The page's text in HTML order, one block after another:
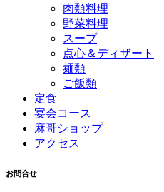
肉類料理
野菜料理
スープ
点心＆ディザート
麺類
ご飯類
定食
宴会コース
麻哥ショップ
アクセス
お問合せ